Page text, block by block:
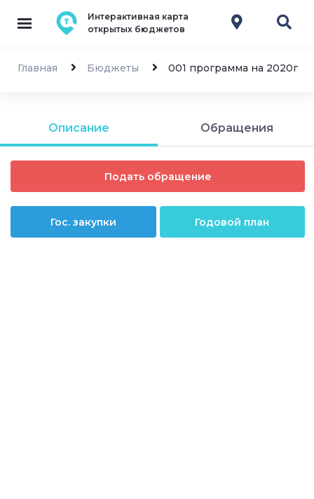
Интерактивная карта
открытых бюджетов
Главная Бюджеты 001 программа на 2020г
Описание Обращения
Подать обращение
Гос. закупки Годовой план